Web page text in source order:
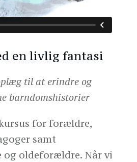
en livlig fantasi
til at erindre og
barndomshistorier
for forældre,
samt
oldeforældre. Når vi